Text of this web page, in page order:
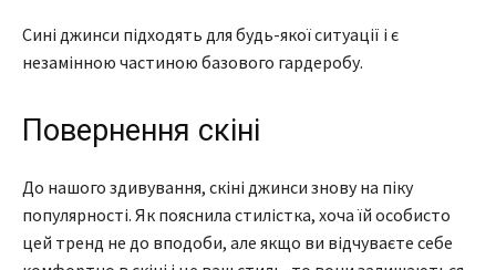
Сині джинси підходять для будь-якої ситуації і є
незамінною частиною базового гардеробу.
Повернення скіні
До нашого здивування, скіні джинси знову на піку
популярності. Як пояснила стилістка, хоча їй особисто
цей тренд не до вподоби, але якщо ви відчуваєте себе